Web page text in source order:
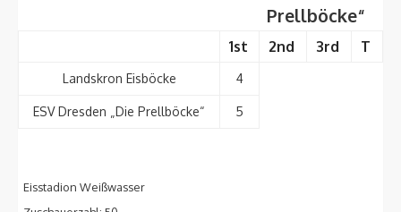
Prellböcke“
1st 2nd 3rd T
Landskron Eisböcke 4
ESV Dresden „Die Prellböcke“ 5
Eisstadion Weißwasser